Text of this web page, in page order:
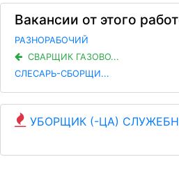
Вакансии от этого
РАЗНОРАБОЧИЙ
СВАРЩИК ГАЗОВО...
СЛЕСАРЬ-СБОРЩИ...
УБОРЩИК (-ЦА)